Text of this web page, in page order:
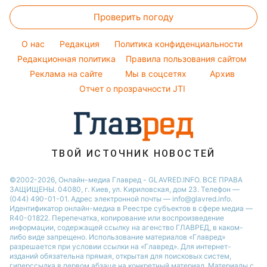
Ани Лорак
Алла Пугачева
Максим Галкин
Настя Каменских
Праздничное меню
Стирка
Комнатные растения
Курс валют
Магнитные бури
Погода на сегодня
Погода на завтра
Пылевая буря
Проверить погоду
O нас Редакция
Политика конфиденциальности
Редакционная политика
Правила пользования сайтом
Реклама на сайте
Мы в соцсетях
Архив
Отчет о прозрачности JTI
ТВОЙ ИСТОЧНИК НОВОСТЕЙ
©2002-2026, Онлайн-медиа Главред - GLAVRED.INFO. ВСЕ ПРАВА
ЗАЩИЩЕНЫ. 04080, г. Киев, ул. Кириловская, дом 23. Телефон —
(044) 490-01-01. Адрес электронной почты — info@glavred.info.
Идентификатор онлайн-медиа в Реестре cубъектов в сфере медиа —
R40-01822. Перепечатка, копирование или воспроизведение
информации, содержащей ссылку на агенство ГЛАВРЕД, в каком-
либо виде запрещено. Использование материалов «Главред»
разрешается при условии ссылки на «Главред». Для интернет-
изданий обязательна прямая, открытая для поисковых систем,